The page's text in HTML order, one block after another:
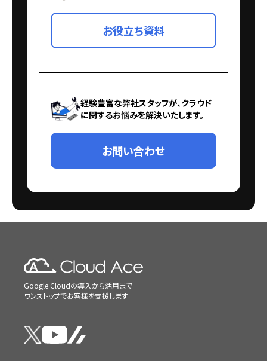
お役立ち資料
経験豊富な弊社スタッフが、クラウド
に関するお悩みを解決いたします。
お問い合わせ
Google Cloudの導入から活用まで
ワンストップでお客様を支援します